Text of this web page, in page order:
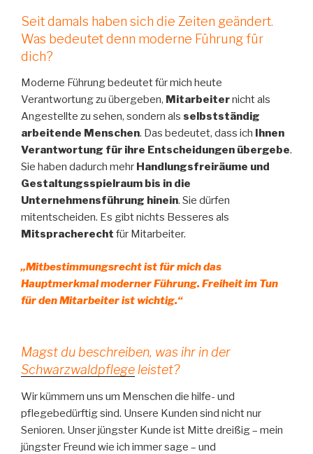
Seit damals haben sich die Zeiten geändert.
Was bedeutet denn moderne Führung für
dich?
Moderne Führung bedeutet für mich heute
Verantwortung zu übergeben, Mitarbeiternicht als
Angestellte zu sehen, sondern als selbstständig
arbeitende Menschen. Das bedeutet, dass ich Ihnen
Verantwortung für ihre Entscheidungen übergebe.
Sie haben dadurch mehr Handlungsfreiräume und
Gestaltungsspielraum bis in die
Unternehmensführung hinein. Sie dürfen
mitentscheiden. Es gibt nichts Besseres als
Mitspracherecht für Mitarbeiter.
„Mitbestimmungsrecht ist für mich das
Hauptmerkmal moderner Führung.Freiheit im Tun
für den Mitarbeiter ist wichtig.“
Magst du beschreiben, was ihr in der
Schwarzwaldpflege leistet?
Wir kümmern uns um Menschen die hilfe- und
pflegebedürftig sind. Unsere Kunden sind nicht nur
Senioren. Unser jüngster Kunde ist Mitte dreißig – mein
jüngster Freund wie ich immer sage – und